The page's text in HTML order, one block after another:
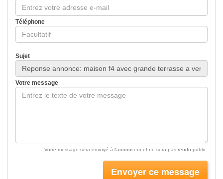
Téléphone
Sujet
Votre message
Votre message sera envoyé à l'annonceur et ne sera pas rendu public.
Envoyer ce message